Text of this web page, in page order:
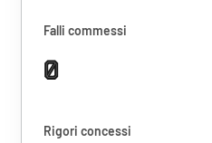
Falli commessi
0
Rigori concessi